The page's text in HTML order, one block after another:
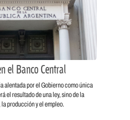
el Banco Central
alentada por el Gobierno como única
el resultado de una ley, sino de la
producción y el empleo.